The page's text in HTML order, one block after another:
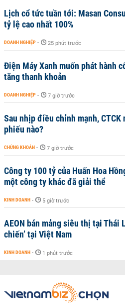
Lịch cổ tức tuần tới: Masan
tỷ lệ cao nhất 100%
DOANH NGHIỆP - 25 phút trước
Điện Máy Xanh muốn phát hành
tăng thanh khoản
DOANH NGHIỆP - 7 giờ trước
Sau nhịp điều chỉnh mạnh,
phiếu nào?
CHỨNG KHOÁN - 7 giờ trước
Công ty 100 tỷ của Huấn Hoa
một công ty khác đã giải thể
KINH DOANH - 5 giờ trước
AEON bán mảng siêu thị tại Thái
chiến’ tại Việt Nam
KINH DOANH - 1 phút trước